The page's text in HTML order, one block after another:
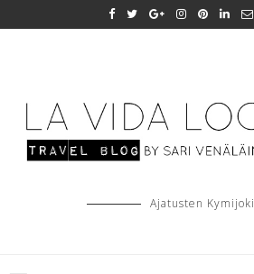
Ajatusten Kymijoki